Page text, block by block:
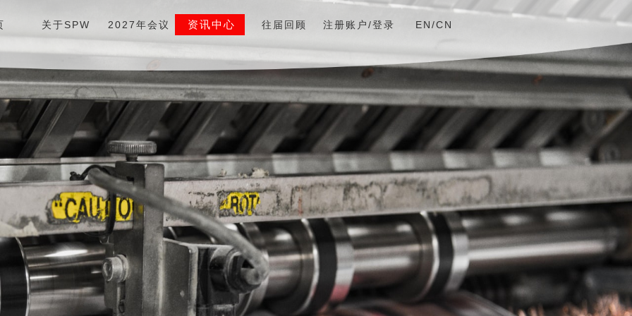
关于SPW 2027年会议 资讯中心 往届回顾 注册账户/登录 EN/CN